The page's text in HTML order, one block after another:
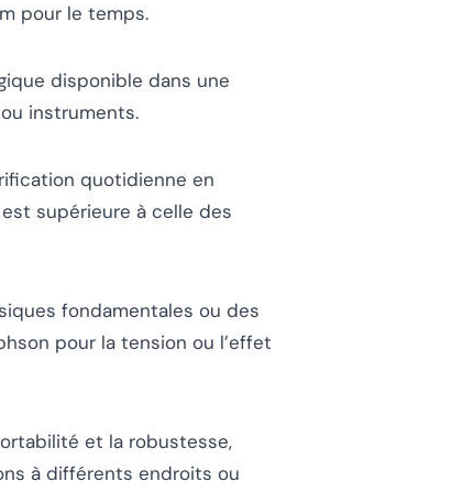
pour le temps.
disponible dans une
instruments.
quotidienne en
supérieure à celle des
fondamentales ou des
pour la tension ou l’effet
et la robustesse,
à différents endroits ou